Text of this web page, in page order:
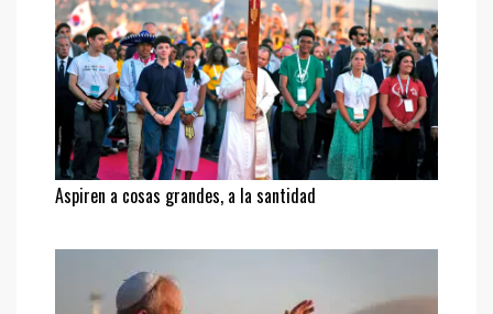
Aspiren a cosas grandes, a la santidad